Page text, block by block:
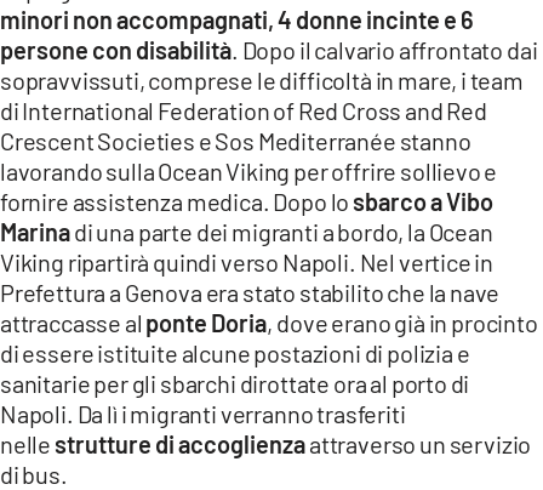
minori non accompagnati, 4 donne incinte e 6
persone con disabilità. Dopo il calvario affrontato dai
sopravvissuti, comprese le difficoltà in mare, i team
di International Federation of Red Cross and Red
Crescent Societies e Sos Mediterranée stanno
lavorando sulla Ocean Viking per offrire sollievo e
fornire assistenza medica. Dopo lo sbarco a Vibo
Marinadi una parte dei migranti a bordo, la Ocean
Viking ripartirà quindi verso Napoli. Nel vertice in
Prefettura a Genova era stato stabilito che la nave
attraccasse al ponte Doria, dove erano già in procinto
di essere istituite alcune postazioni di polizia e
sanitarie per gli sbarchi dirottate ora al porto di
Napoli. Da lì i migranti verranno trasferiti
nelle strutture di accoglienzaattraverso un servizio
di bus.